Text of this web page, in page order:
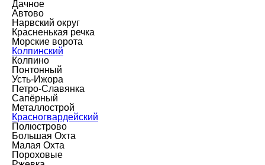
Дачное
Автово
Нарвский округ
Красненькая речка
Морские ворота
Колпинский
Колпино
Понтонный
Усть-Ижора
Петро-Славянка
Сапёрный
Металлострой
Красногвардейский
Полюстрово
Большая Охта
Малая Охта
Пороховые